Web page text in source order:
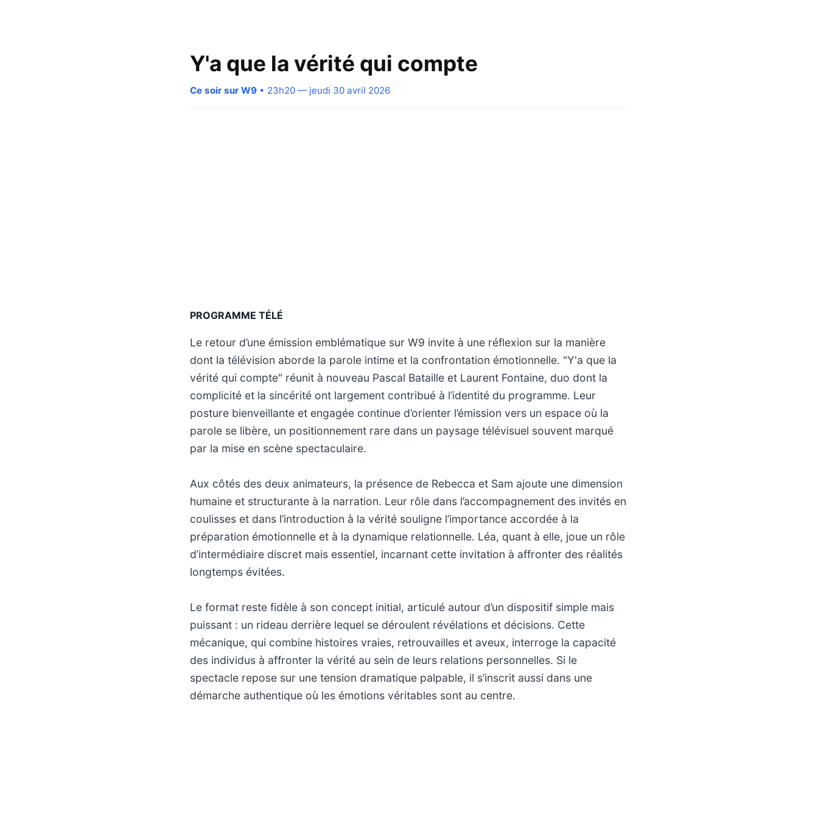
Y'a que la vérité qui compte
Ce soir sur W9 • 23h20 — jeudi 30 avril 2026
PROGRAMME TÉLÉ
Le retour d’une émission emblématique sur W9 invite à une réflexion sur la manière
dont la télévision aborde la parole intime et la confrontation émotionnelle. "Y'a que la
vérité qui compte" réunit à nouveau Pascal Bataille et Laurent Fontaine, duo dont la
complicité et la sincérité ont largement contribué à l’identité du programme. Leur
posture bienveillante et engagée continue d’orienter l’émission vers un espace où la
parole se libère, un positionnement rare dans un paysage télévisuel souvent marqué
par la mise en scène spectaculaire.
Aux côtés des deux animateurs, la présence de Rebecca et Sam ajoute une dimension
humaine et structurante à la narration. Leur rôle dans l’accompagnement des invités en
coulisses et dans l’introduction à la vérité souligne l’importance accordée à la
préparation émotionnelle et à la dynamique relationnelle. Léa, quant à elle, joue un rôle
d’intermédiaire discret mais essentiel, incarnant cette invitation à affronter des réalités
longtemps évitées.
Le format reste fidèle à son concept initial, articulé autour d’un dispositif simple mais
puissant : un rideau derrière lequel se déroulent révélations et décisions. Cette
mécanique, qui combine histoires vraies, retrouvailles et aveux, interroge la capacité
des individus à affronter la vérité au sein de leurs relations personnelles. Si le
spectacle repose sur une tension dramatique palpable, il s’inscrit aussi dans une
démarche authentique où les émotions véritables sont au centre.